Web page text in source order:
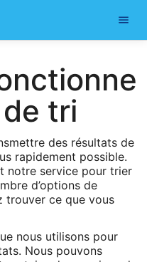
tri
des résultats de
rapidement possible.
notre service pour trier
d’options de
trouver ce que vous
nous utilisons pour
Nous pouvons